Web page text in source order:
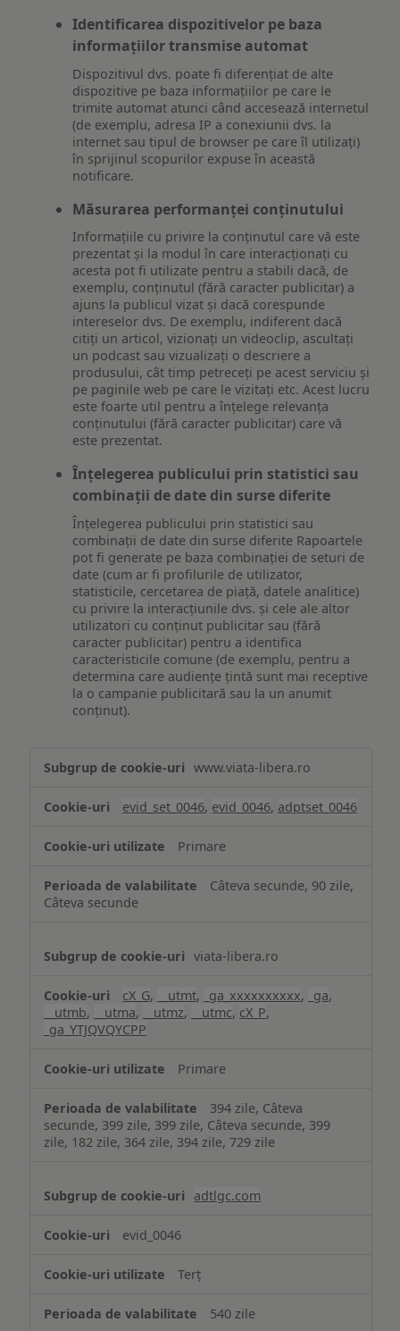
Identificarea dispozitivelor pe baza
informațiilor transmise automat
Dispozitivul dvs. poate fi diferențiat de alte
dispozitive pe baza informațiilor pe care le
trimite automat atunci când accesează internetul
(de exemplu, adresa IP a conexiunii dvs. la
internet sau tipul de browser pe care îl utilizați)
în sprijinul scopurilor expuse în această
notificare.
Măsurarea performanței conținutului
Informațiile cu privire la conținutul care vă este
prezentat și la modul în care interacționați cu
acesta pot fi utilizate pentru a stabili dacă, de
exemplu, conținutul (fără caracter publicitar) a
ajuns la publicul vizat și dacă corespunde
intereselor dvs. De exemplu, indiferent dacă
citiți un articol, vizionați un videoclip, ascultați
un podcast sau vizualizați o descriere a
produsului, cât timp petreceți pe acest serviciu și
pe paginile web pe care le vizitați etc. Acest lucru
este foarte util pentru a înțelege relevanța
conținutului (fără caracter publicitar) care vă
este prezentat.
Înțelegerea publicului prin statistici sau
combinații de date din surse diferite
Înțelegerea publicului prin statistici sau
combinații de date din surse diferite Rapoartele
pot fi generate pe baza combinației de seturi de
date (cum ar fi profilurile de utilizator,
statisticile, cercetarea de piață, datele analitice)
cu privire la interacțiunile dvs. și cele ale altor
utilizatori cu conținut publicitar sau (fără
caracter publicitar) pentru a identifica
caracteristicile comune (de exemplu, pentru a
determina care audiențe țintă sunt mai receptive
la o campanie publicitară sau la un anumit
conținut).
www.viata-libera.ro
evid_set_0046, evid_0046, adptset_0046
Primare
Câteva secunde, 90 zile,
Câteva secunde
viata-libera.ro
cX_G, __utmt, _ga_xxxxxxxxxx, _ga,
__utmb, __utma, __utmz, __utmc, cX_P,
_ga_YTJQVQYCPP
Primare
394 zile, Câteva
secunde, 399 zile, 399 zile, Câteva secunde, 399
zile, 182 zile, 364 zile, 394 zile, 729 zile
adtlgc.com
evid_0046
Terț
540 zile